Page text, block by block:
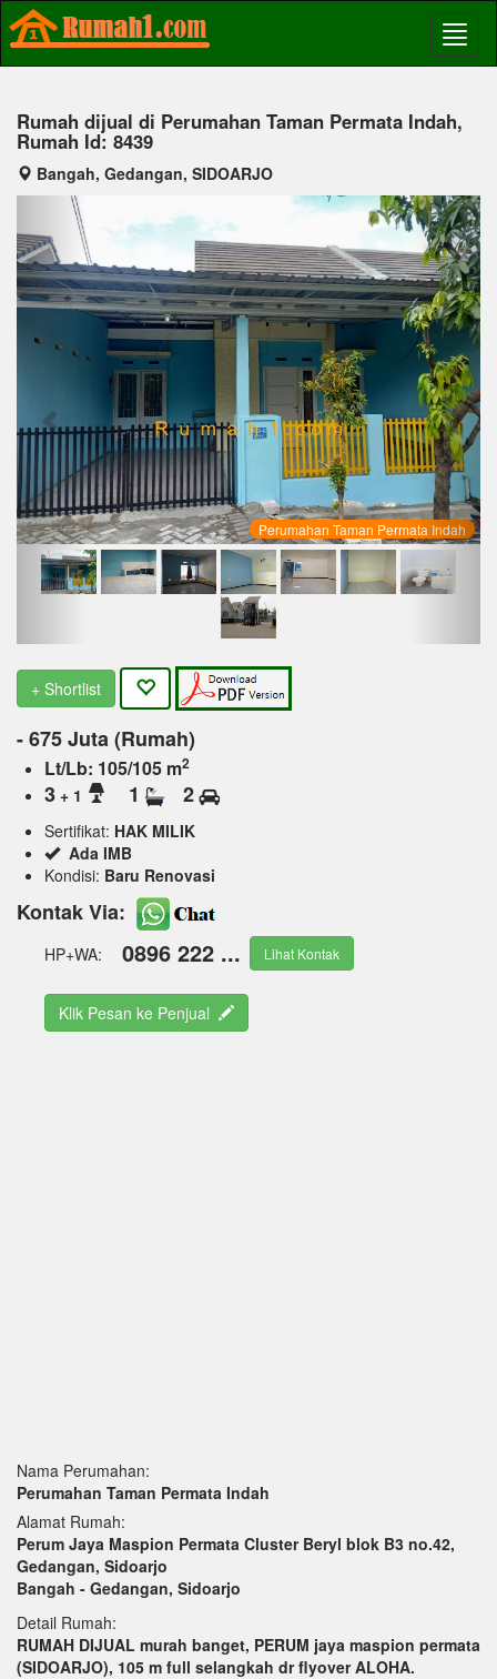
Rumah dijual di Perumahan Taman Permata Indah,
Rumah Id: 8439
Bangah, Gedangan, SIDOARJO
Perumahan Taman Permata Indah
Previous Next
+ Shortlist
- 675 Juta (Rumah)
Lt/Lb: 105/105 m2
3 + 1 1 2
Sertifikat: HAK MILIK
Ada IMB
Kondisi: Baru Renovasi
Kontak Via:
HP+WA: 0896 222 ... Lihat Kontak
Klik Pesan ke Penjual
Nama Perumahan:
Perumahan Taman Permata Indah
Alamat Rumah:
Perum Jaya Maspion Permata Cluster Beryl blok B3 no.42,
Gedangan, Sidoarjo
Bangah - Gedangan, Sidoarjo
Detail Rumah:
RUMAH DIJUAL murah banget, PERUM jaya maspion permata
(SIDOARJO), 105 m full selangkah dr flyover ALOHA.